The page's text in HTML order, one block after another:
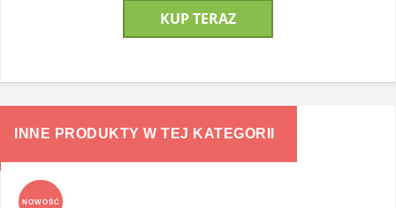
KUP TERAZ
INNE PRODUKTY W TEJ KATEGORII
NOWOŚĆ